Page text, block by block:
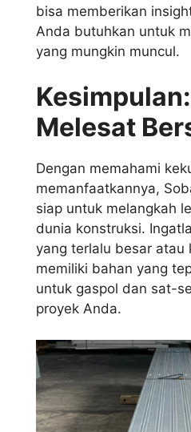
bisa memberikan
Anda butuhkan untuk
yang mungkin muncul.
Melesat
Dengan memahami
memanfaatkannya,
siap untuk melangkah
dunia konstruksi.
yang terlalu besar atau
memiliki bahan yang
untuk gaspol dan sat-
proyek Anda.